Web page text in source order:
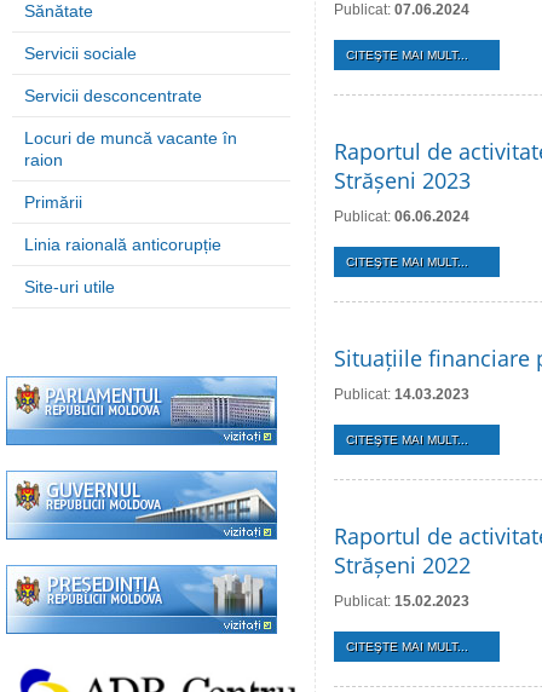
Sănătate
Servicii sociale
Servicii desconcentrate
Locuri de muncă vacante în
raion
Primării
Linia raională anticorupție
Site-uri utile
Publicat: 07.06.2024
CITEŞTE MAI MULT...
Raportul de
Strășeni 2023
Publicat: 06.06.2024
CITEŞTE MAI MULT...
Situațiile financiare
Publicat: 14.03.2023
CITEŞTE MAI MULT...
Raportul de
Strășeni 2022
Publicat: 15.02.2023
CITEŞTE MAI MULT...